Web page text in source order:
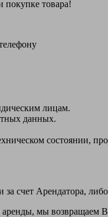
покупке товара!
лицам.
данных.
счет Арендатора,
аренды, мы